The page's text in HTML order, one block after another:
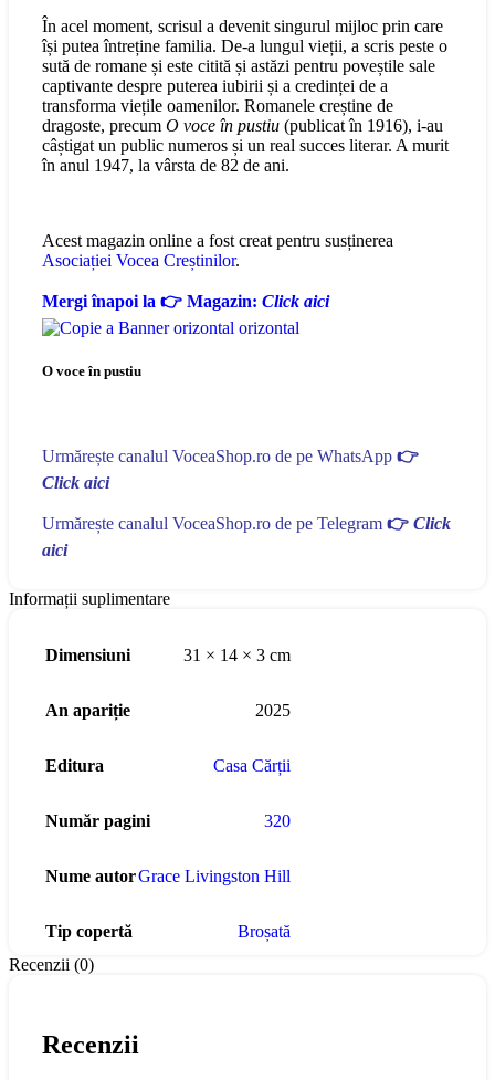
În acel moment, scrisul a devenit singurul mijloc prin care
își putea întreține familia. De-a lungul vieții, a scris peste o
sută de romane și este citită și astăzi pentru poveștile sale
captivante despre puterea iubirii și a credinței de a
transforma viețile oamenilor. Romanele creștine de
dragoste, precum O voce în pustiu (publicat în 1916), i-au
câștigat un public numeros și un real succes literar. A murit
în anul 1947, la vârsta de 82 de ani.
Acest magazin online a fost creat pentru susținerea
Asociației Vocea Creștinilor.
Mergi înapoi la 👉 Magazin: Click aici
O voce în pustiu
Urmărește canalul VoceaShop.ro de pe WhatsApp 👉
Click aici
Urmărește canalul VoceaShop.ro de pe Telegram 👉 Click
aici
Informații suplimentare
Dimensiuni 31 × 14 × 3 cm
An apariție 2025
Editura Casa Cărții
Număr pagini 320
Nume autorGrace Livingston Hill
Tip copertă
Broșată
Recenzii (0)
Recenzii